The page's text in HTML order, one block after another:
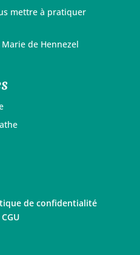
mettre à pratiquer
de Hennezel
de confidentialité